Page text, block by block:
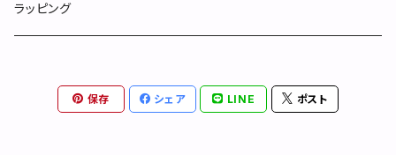
ラッピング
保存 シェア LINE ポスト